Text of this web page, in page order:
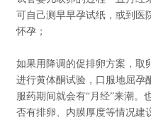
可自己测早早孕试纸，或到医
怀孕；
如果用降调的促排卵方案，取
进行黄体酮试验，口服地屈孕
服药期间就会有“月经”来潮。
否有排卵、内膜厚度等情况建